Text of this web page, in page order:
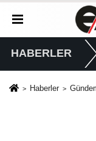
HABERLER
Haberler